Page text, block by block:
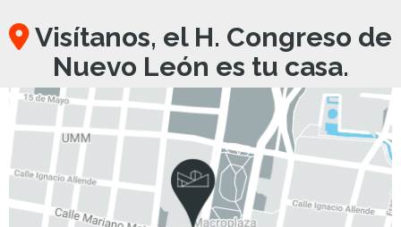
Visítanos, el H. Congreso de
Nuevo León es tu casa.